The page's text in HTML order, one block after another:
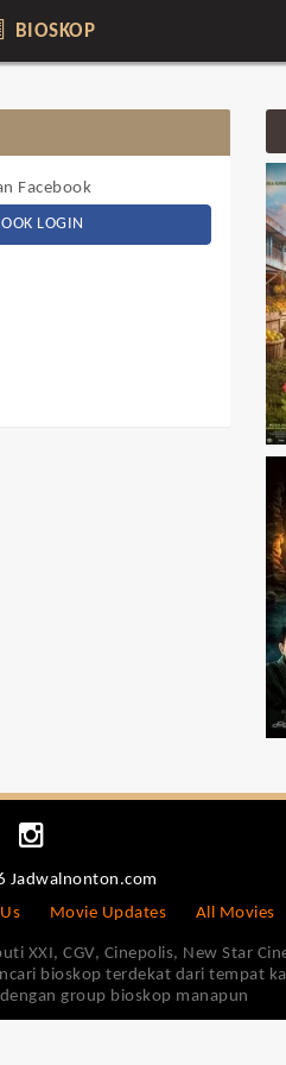
BIOSKOP
Facebook
LOGIN
Jadwalnonton.com
Movie Updates All Movies
CGV, Cinepolis, New Star
bioskop terdekat dari tempat
group bioskop manapun